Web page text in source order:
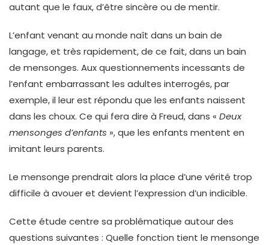
autant que le faux, d’être sincère ou de mentir.
L’enfant venant au monde naît dans un bain de
langage, et très rapidement, de ce fait, dans un bain
de mensonges. Aux questionnements incessants de
l’enfant embarrassant les adultes interrogés, par
exemple, il leur est répondu que les enfants naissent
dans les choux. Ce qui fera dire à Freud, dans « Deux
mensonges d’enfants », que les enfants mentent en
imitant leurs parents.
Le mensonge prendrait alors la place d’une vérité trop
difficile à avouer et devient l’expression d’un indicible.
Cette étude centre sa problématique autour des
questions suivantes : Quelle fonction tient le mensonge